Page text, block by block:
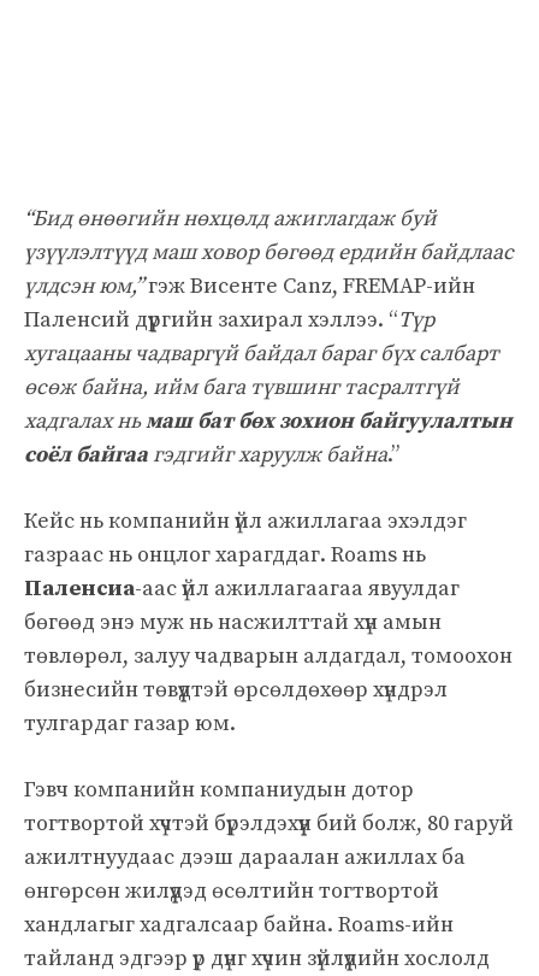
“Бид өнөөгийн нөхцөлд ажиглагдаж буй
үзүүлэлтүүд маш ховор бөгөөд ердийн байдлаас
үлдсэн юм,”гэж Висенте Саnz, FREMAP-ийн
Паленсий дүүргийн захирал хэллээ. “Түр
хугацааны чадваргүй байдал бараг бүх салбарт
өсөж байна, ийм бага түвшинг тасралтгүй
хадгалах ньмаш бат бөх зохион байгуулалтын
соёл байгаа гэдгийг харуулж байна.”
Кейс нь компанийн үйл ажиллагаа эхэлдэг
газраас нь онцлог харагддаг. Roams нь
Паленсиа-аас үйл ажиллагаагаа явуулдаг
бөгөөд энэ муж нь насжилттай хүн амын
төвлөрөл, залуу чадварын алдагдал, томоохон
бизнесийн төвүүдтэй өрсөлдөхөөр хүндрэл
тулгардаг газар юм.
Гэвч компанийн компаниудын дотор
тогтвортой хүчтэй бүрэлдэхүүн бий болж, 80 гаруй
ажилтнуудаас дээш дараалан ажиллах ба
өнгөрсөн жилүүдэд өсөлтийн тогтвортой
хандлагыг хадгалсаар байна. Roams-ийн
тайланд эдгээр үр дүнг хүчин зүйлүүдийн хослолд